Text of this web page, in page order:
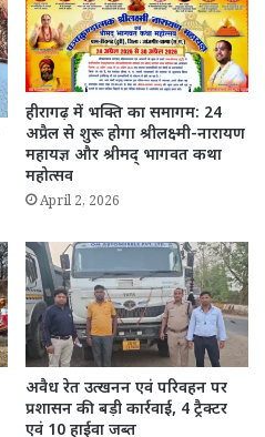
हीरागढ़ में भक्ति का समागम: 24
अप्रैल से शुरू होगा श्रीलक्ष्मी-नारायण
महायज्ञ और श्रीमद् भागवत कथा
महोत्सव
April 2, 2026
अवैध रेत उत्खनन एवं परिवहन पर
प्रशासन की बड़ी कार्रवाई, 4 ट्रैक्टर
एवं 10 हाईवा जब्त